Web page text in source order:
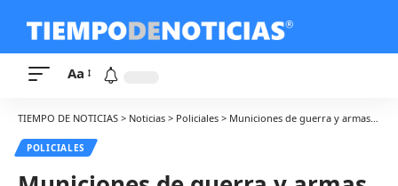
Aa
TIEMPO DE NOTICIAS > Noticias > Policiales > Municiones de guerra y armas de fuego fueron incautadas por la policía de Treinta y Tres
POLICIALES